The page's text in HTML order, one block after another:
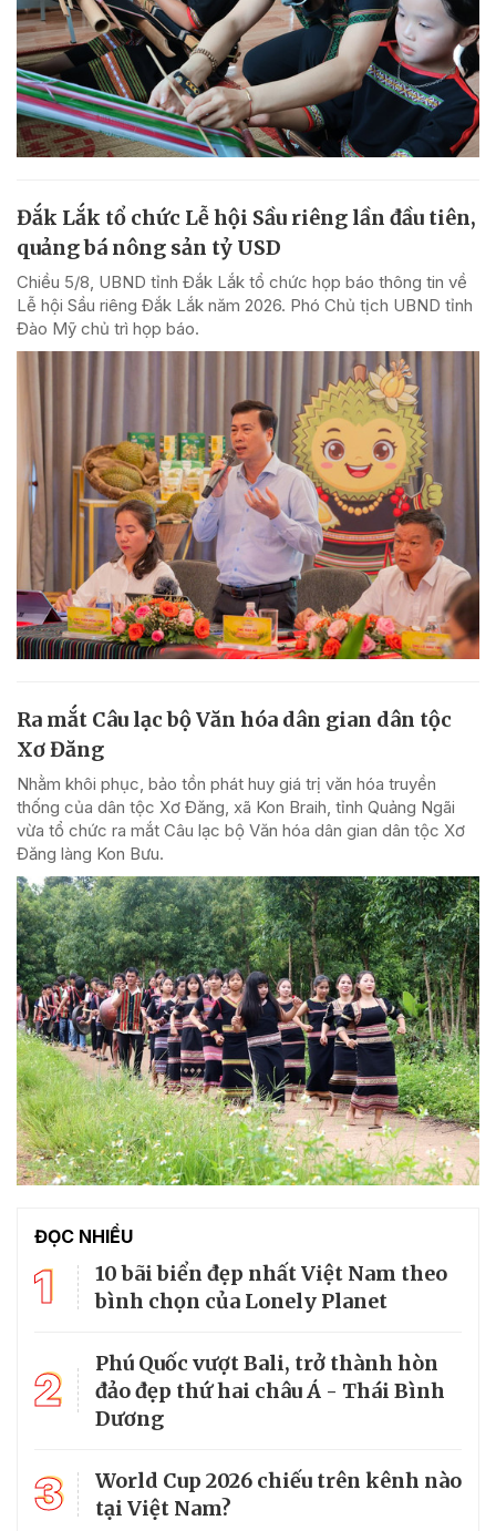
Đắk Lắk tổ chức Lễ hội Sầu riêng lần đầu tiên,
quảng bá nông sản tỷ USD
Chiều 5/8, UBND tỉnh Đắk Lắk tổ chức họp báo thông tin về
Lễ hội Sầu riêng Đắk Lắk năm 2026. Phó Chủ tịch UBND tỉnh
Đào Mỹ chủ trì họp báo.
Ra mắt Câu lạc bộ Văn hóa dân gian dân tộc
Xơ Đăng
Nhằm khôi phục, bảo tồn phát huy giá trị văn hóa truyền
thống của dân tộc Xơ Đăng, xã Kon Braih, tỉnh Quảng Ngãi
vừa tổ chức ra mắt Câu lạc bộ Văn hóa dân gian dân tộc Xơ
Đăng làng Kon Bưu.
ĐỌC NHIỀU
1
10 bãi biển đẹp nhất Việt Nam theo
bình chọn của Lonely Planet
2
Phú Quốc vượt Bali, trở thành hòn
đảo đẹp thứ hai châu Á - Thái Bình
Dương
3
World Cup 2026 chiếu trên kênh nào
tại Việt Nam?